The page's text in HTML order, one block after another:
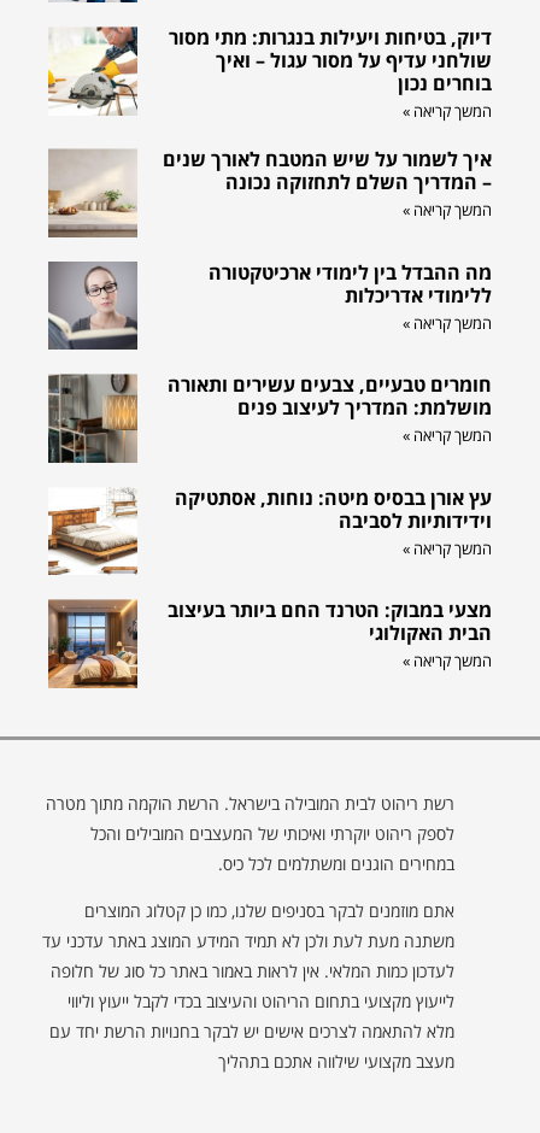
דיוק, בטיחות ויעילות בנגרות: מתי מסור
שולחני עדיף על מסור עגול – ואיך
בוחרים נכון
המשך קריאה »
איך לשמור על שיש המטבח לאורך שנים
– המדריך השלם לתחזוקה נכונה
המשך קריאה »
מה ההבדל בין לימודי ארכיטקטורה
ללימודי אדריכלות
המשך קריאה »
חומרים טבעיים, צבעים עשירים ותאורה
מושלמת: המדריך לעיצוב פנים
המשך קריאה »
עץ אורן בבסיס מיטה: נוחות, אסתטיקה
וידידותיות לסביבה
המשך קריאה »
מצעי במבוק: הטרנד החם ביותר בעיצוב
הבית האקולוגי
המשך קריאה »
רשת ריהוט לבית המובילה בישראל. הרשת הוקמה מתוך מטרה
לספק ריהוט יוקרתי ואיכותי של המעצבים המובילים והכל
במחירים הוגנים ומשתלמים לכל כיס.
אתם מוזמנים לבקר בסניפים שלנו, כמו כן קטלוג המוצרים
משתנה מעת לעת ולכן לא תמיד המידע המוצג באתר עדכני עד
לעדכון כמות המלאי. אין לראות באמור באתר כל סוג של חלופה
לייעוץ מקצועי בתחום הריהוט והעיצוב בכדי לקבל ייעוץ וליווי
מלא להתאמה לצרכים אישים יש לבקר בחנויות הרשת יחד עם
מעצב מקצועי שילווה אתכם בתהליך